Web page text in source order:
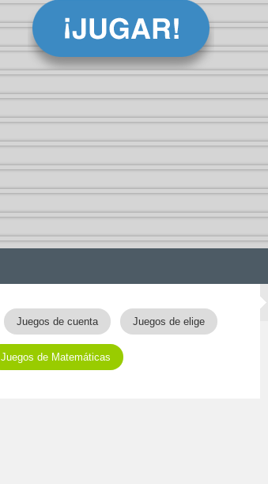
Juegos de cuenta Juegos de elige
Juegos de Matemáticas